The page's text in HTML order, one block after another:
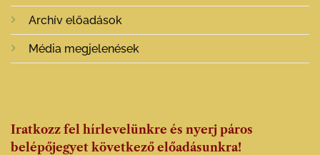
Archív előadások
Média megjelenések
Iratkozz fel hírlevelünkre és nyerj páros
belépőjegyet következő előadásunkra!